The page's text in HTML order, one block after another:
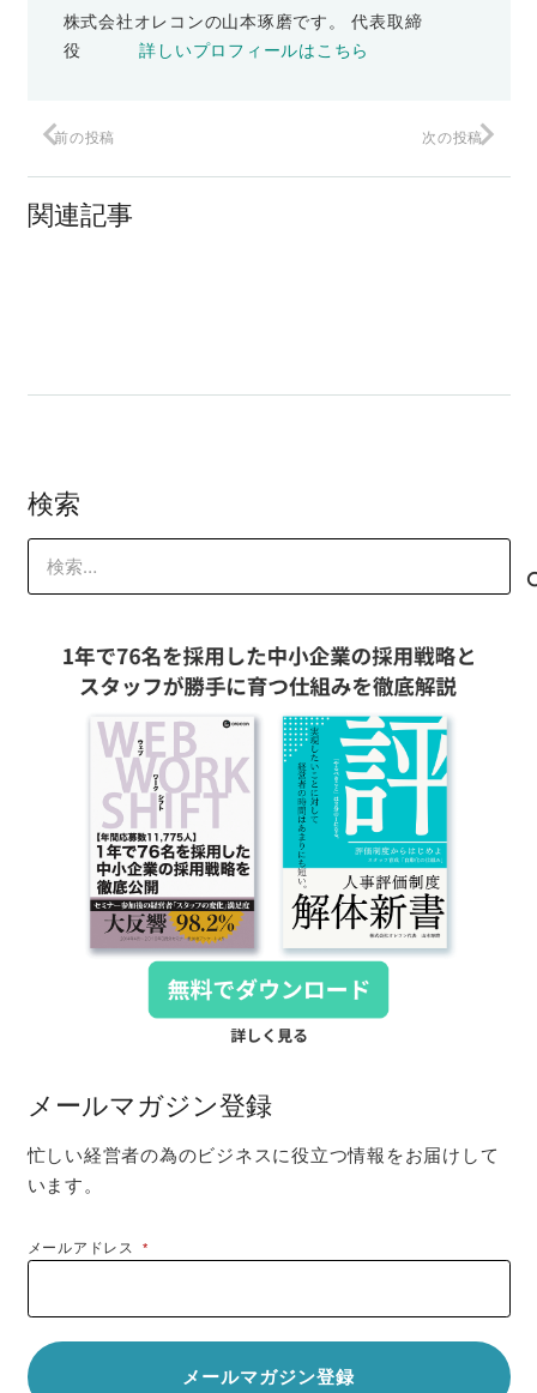
株式会社オレコンの山本琢磨です。 代表取締
役詳しいプロフィールはこちら
前の投稿 次の投稿
関連記事
検索
索:
メールマガジン登録
忙しい経営者の為のビジネスに役立つ情報をお届けして
います。
メールアドレス*